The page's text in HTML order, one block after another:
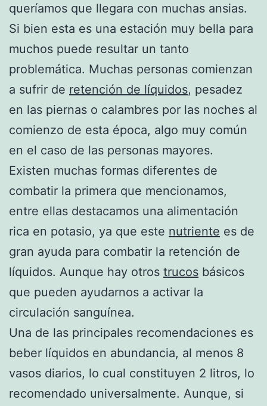
queríamos que llegara con muchas ansias.
Si bien esta es una estación muy bella para
muchos puede resultar un tanto
problemática. Muchas personas comienzan
a sufrir de retención de líquidos, pesadez
en las piernas o calambres por las noches al
comienzo de esta época, algo muy común
en el caso de las personas mayores.
Existen muchas formas diferentes de
combatir la primera que mencionamos,
entre ellas destacamos una alimentación
rica en potasio, ya que este nutriente es de
gran ayuda para combatir la retención de
líquidos. Aunque hay otros trucos básicos
que pueden ayudarnos a activar la
circulación sanguínea.
Una de las principales recomendaciones es
beber líquidos en abundancia, al menos 8
vasos diarios, lo cual constituyen 2 litros, lo
recomendado universalmente. Aunque, si